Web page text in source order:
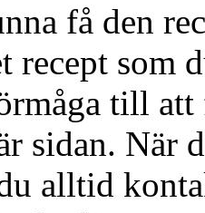
få den
recept som
till
sidan. När
alltid